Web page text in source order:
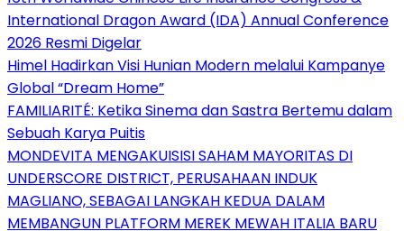
International Dragon Award (IDA) Annual Conference
2026 Resmi Digelar
Himel Hadirkan Visi Hunian Modern melalui Kampanye
Global “Dream Home”
FAMILIARITÉ: Ketika Sinema dan Sastra Bertemu dalam
Sebuah Karya Puitis
MONDEVITA MENGAKUISISI SAHAM MAYORITAS DI
UNDERSCORE DISTRICT, PERUSAHAAN INDUK
MAGLIANO, SEBAGAI LANGKAH KEDUA DALAM
MEMBANGUN PLATFORM MEREK MEWAH ITALIA BARU